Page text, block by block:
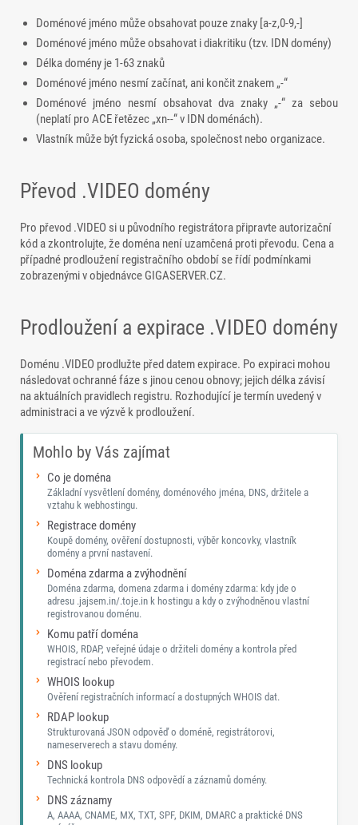
Doménové jméno může obsahovat pouze znaky [a-z,0-9,-]
Doménové jméno může obsahovat i diakritiku (tzv. IDN domény)
Délka domény je 1-63 znaků
Doménové jméno nesmí začínat, ani končit znakem „-“
Doménové jméno nesmí obsahovat dva znaky „-“ za sebou
(neplatí pro ACE řetězec „xn--“ v IDN doménách).
Vlastník může být fyzická osoba, společnost nebo organizace.
Převod .VIDEO domény
Pro převod .VIDEO si u původního registrátora připravte autorizační
kód a zkontrolujte, že doména není uzamčená proti převodu. Cena a
případné prodloužení registračního období se řídí podmínkami
zobrazenými v objednávce GIGASERVER.CZ.
Prodloužení a expirace .VIDEO domény
Doménu .VIDEO prodlužte před datem expirace. Po expiraci mohou
následovat ochranné fáze s jinou cenou obnovy; jejich délka závisí
na aktuálních pravidlech registru. Rozhodující je termín uvedený v
administraci a ve výzvě k prodloužení.
Mohlo by Vás zajímat
Co je doména
Základní vysvětlení domény, doménového jména, DNS, držitele a
vztahu k webhostingu.
Registrace domény
Koupě domény, ověření dostupnosti, výběr koncovky, vlastník
domény a první nastavení.
Doména zdarma a zvýhodnění
Doména zdarma, domena zdarma i domény zdarma: kdy jde o
adresu .jajsem.in/.toje.in k hostingu a kdy o zvýhodněnou vlastní
registrovanou doménu.
Komu patří doména
WHOIS, RDAP, veřejné údaje o držiteli domény a kontrola před
registrací nebo převodem.
WHOIS lookup
Ověření registračních informací a dostupných WHOIS dat.
RDAP lookup
Strukturovaná JSON odpověď o doméně, registrátorovi,
nameserverech a stavu domény.
DNS lookup
Technická kontrola DNS odpovědí a záznamů domény.
DNS záznamy
A, AAAA, CNAME, MX, TXT, SPF, DKIM, DMARC a praktické DNS